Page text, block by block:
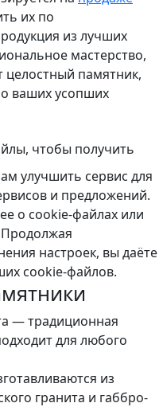
их по
из лучших
мастерство,
целостный памятник,
ваших усопших
чтобы получить
улучшить сервис для
и предложений.
о cookie-файлах или
Продолжая
настроек, вы даёте
cookie-файлов.
— традиционная
для любого
из
гранита и габбро-